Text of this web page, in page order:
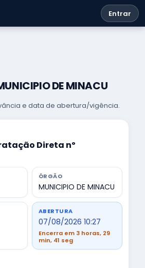
Entrar
DE MINACU
e data de abertura/vigência.
Direta nº
ÓRGÃO
MUNICIPIO DE MINACU
ABERTURA
07/08/2026 10:27
Encerra em 3 horas, 29
min, 40 seg